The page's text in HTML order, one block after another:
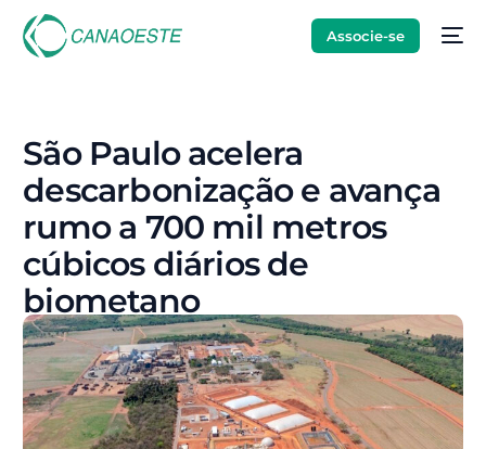
Associe-se
São Paulo acelera
descarbonização e avança
rumo a 700 mil metros
cúbicos diários de
biometano